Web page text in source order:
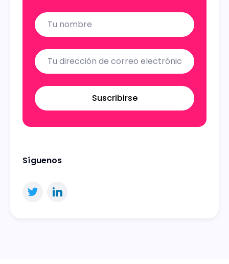
Name
Email
Suscribirse
Síguenos